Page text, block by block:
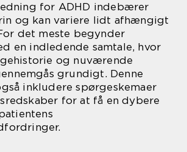
for ADHD indebærer
og kan variere lidt afhængigt
det meste begynder
en indledende samtale, hvor
og nuværende
grundigt. Denne
inkludere spørgeskemaer
for at få en dybere